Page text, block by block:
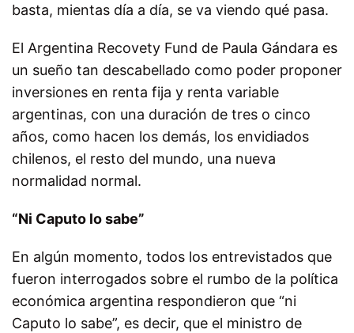
basta, mientas día a día, se va viendo qué pasa.
El Argentina Recovety Fund de Paula Gándara es
un sueño tan descabellado como poder proponer
inversiones en renta fija y renta variable
argentinas, con una duración de tres o cinco
años, como hacen los demás, los envidiados
chilenos, el resto del mundo, una nueva
normalidad normal.
“Ni Caputo lo sabe”
En algún momento, todos los entrevistados que
fueron interrogados sobre el rumbo de la política
económica argentina respondieron que “ni
Caputo lo sabe”, es decir, que el ministro de